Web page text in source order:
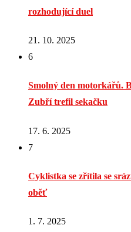
rozhodující duel
21. 10. 2025
6
Smolný den motorkářů.
Zubří trefil sekačku
17. 6. 2025
7
Cyklistka se zřítila se
oběť
1. 7. 2025